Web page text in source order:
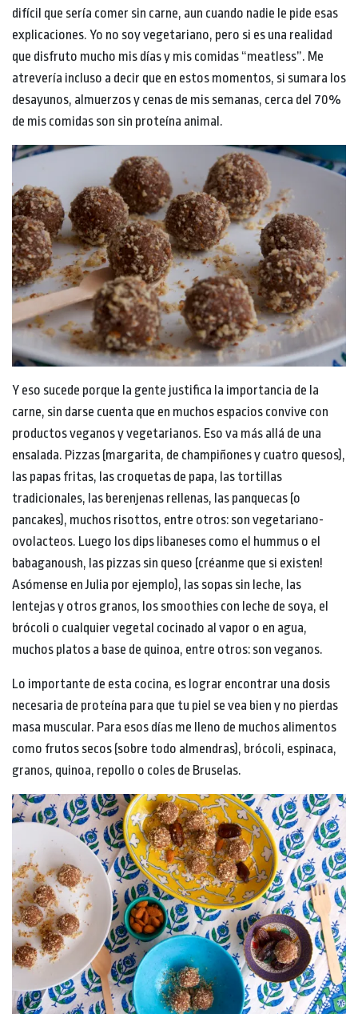
difícil que sería comer sin carne, aun cuando nadie le pide esas
explicaciones. Yo no soy vegetariano, pero si es una realidad
que disfruto mucho mis días y mis comidas “meatless”. Me
atrevería incluso a decir que en estos momentos, si sumara los
desayunos, almuerzos y cenas de mis semanas, cerca del 70%
de mis comidas son sin proteína animal.
Y eso sucede porque la gente justifica la importancia de la
carne, sin darse cuenta que en muchos espacios convive con
productos veganos y vegetarianos. Eso va más allá de una
ensalada. Pizzas (margarita, de champiñones y cuatro quesos),
las papas fritas, las croquetas de papa, las tortillas
tradicionales, las berenjenas rellenas, las panquecas (o
pancakes), muchos risottos, entre otros: son vegetariano-
ovolacteos. Luego los dips libaneses como el hummus o el
babaganoush, las pizzas sin queso (créanme que si existen!
Asómense en Julia por ejemplo), las sopas sin leche, las
lentejas y otros granos, los smoothies con leche de soya, el
brócoli o cualquier vegetal cocinado al vapor o en agua,
muchos platos a base de quinoa, entre otros: son veganos.
Lo importante de esta cocina, es lograr encontrar una dosis
necesaria de proteína para que tu piel se vea bien y no pierdas
masa muscular. Para esos días me lleno de muchos alimentos
como frutos secos (sobre todo almendras), brócoli, espinaca,
granos, quinoa, repollo o coles de Bruselas.